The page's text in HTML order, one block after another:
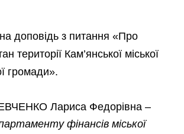
доповідь з питання «Про
території Кам’янської міської
громади».
Лариса Федорівна –
фінансів міської